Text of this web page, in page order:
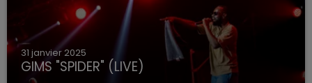
31 janvier 2025
GIMS "SPIDER" (LIVE)